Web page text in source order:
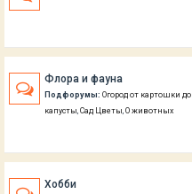
Флора и фауна
Подфорумы: Огород от картошки до
капусты Сад Цветы О животных
Хобби